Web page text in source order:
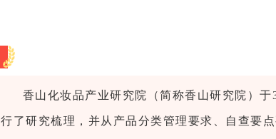
香山化妆品产业研究院（简称香山研究院）
行了研究梳理，并从产品分类管理要求、自查要